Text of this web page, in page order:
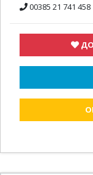
00385 21 741 458